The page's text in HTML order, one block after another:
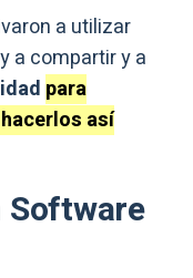
a utilizar
a compartir y a
para
así
Software